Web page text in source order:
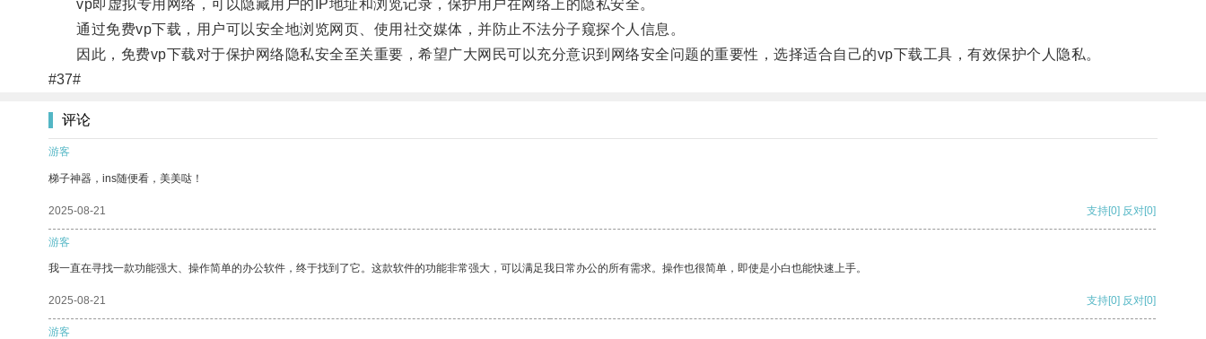
vp即虚拟专用网络，可以隐藏用户的IP地址和浏览记录，保护用户在网络上的隐私安全。
通过免费vp下载，用户可以安全地浏览网页、使用社交媒体，并防止不法分子窥探个人信息。
因此，免费vp下载对于保护网络隐私安全至关重要，希望广大网民可以充分意识到网络安全问题的重要性，选择适合自己的vp下载工具，有效保护个人隐私。
#37#
评论
游客
梯子神器，ins随便看，美美哒！
2025-08-21 支持[0] 反对[0]
游客
我一直在寻找一款功能强大、操作简单的办公软件，终于找到了它。这款软件的功能非常强大，可以满足我日常办公的所有需求。操作也很简单，即使是小白也能快速上手。
2025-08-21 支持[0] 反对[0]
游客